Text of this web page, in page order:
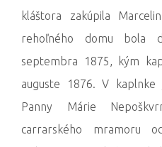
kláštora zakúpila
rehoľného domu bola
septembra 1875, kým
auguste 1876. V kaplnke
Panny Márie
carrarského mramoru